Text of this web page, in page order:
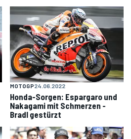
MOTOGP24.06.2022
Honda-Sorgen: Espargaro und
Nakagami mit Schmerzen -
Bradl gestürzt